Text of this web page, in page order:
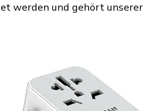
werden und gehört unserer